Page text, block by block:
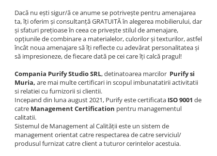
Dacă nu ești sigur/ă ce anume se potrivește pentru amenajarea
ta, îți oferim și consultanță GRATUITĂ în alegerea mobilierului, dar
și sfaturi prețioase în ceea ce privește stilul de amenajare,
opțiunile de combinare a materialelor, culorilor și texturilor, astfel
încât noua amenajare să îți reflecte cu adevărat personalitatea și
să impresioneze, de fiecare dată pe cei care îți calcă pragul!
Compania Purify Studio SRL, detinatoarea marcilor Purify si
Muria, are mai multe certificari in scopul imbunatatirii activitatii
si relatiei cu furnizorii si clientii.
Incepand din luna august 2021, Purify este certificata ISO 9001 de
catre Management Certification pentru managementul
calitatii.
Sistemul de Management al Calității este un sistem de
management orientat catre respectarea de catre serviciul/
produsul furnizat catre client a tuturor cerintelor acestuia.